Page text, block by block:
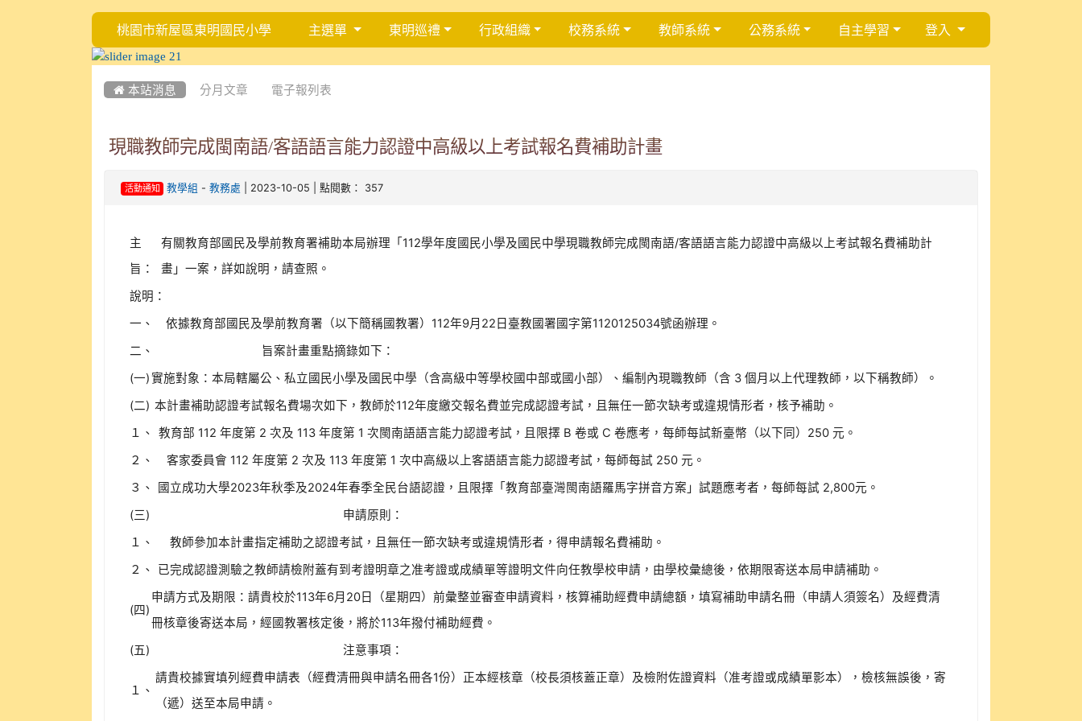
桃園市新屋區東明國民小學 主選單 東明巡禮 行政組織 校務系統 教師系統 公務系統 自主學習 登入
 本站消息 分月文章 電子報列表
現職教師完成閩南語/客語語言能力認證中高級以上考試報名費補助計畫
活動通知 教學組 -教務處 | 2023-10-05 | 點閱數： 357
主
旨：
有關教育部國民及學前教育署補助本局辦理「112學年度國民小學及國民中學現職教師完成閩南語/客語語言能力認證中高級以上考試報名費補助計
畫」一案，詳如說明，請查照。
說明：
一、
依據教育部國民及學前教育署（以下簡稱國教署）112年9月22日臺教國署國字第1120125034號函辦理。
二、
旨案計畫重點摘錄如下：
(一)實施對象：本局轄屬公、私立國民小學及國民中學（含高級中等學校國中部或國小部）、編制內現職教師（含 3 個月以上代理教師，以下稱教師）。
(二) 本計畫補助認證考試報名費場次如下，教師於112年度繳交報名費並完成認證考試，且無任一節次缺考或違規情形者，核予補助。
１、
教育部 112 年度第 2 次及 113 年度第 1 次閩南語語言能力認證考試，且限擇 B 卷或 C 卷應考，每師每試新臺幣（以下同）250 元。
２、
客家委員會 112 年度第 2 次及 113 年度第 1 次中高級以上客語語言能力認證考試，每師每試 250 元。
３、
國立成功大學2023年秋季及2024年春季全民台語認證，且限擇「教育部臺灣閩南語羅馬字拼音方案」試題應考者，每師每試 2,800元。
(三)
申請原則：
１、
教師參加本計畫指定補助之認證考試，且無任一節次缺考或違規情形者，得申請報名費補助。
２、
已完成認證測驗之教師請檢附蓋有到考證明章之准考證或成績單等證明文件向任教學校申請，由學校彙總後，依期限寄送本局申請補助。
(四)
申請方式及期限：請貴校於113年6月20日（星期四）前彙整並審查申請資料，核算補助經費申請總額，填寫補助申請名冊（申請人須簽名）及經費清
冊核章後寄送本局，經國教署核定後，將於113年撥付補助經費。
(五)
注意事項：
１、
請貴校據實填列經費申請表（經費清冊與申請名冊各1份）正本經核章（校長須核蓋正章）及檢附佐證資料（准考證或成績單影本），檢核無誤後，寄
（遞）送至本局申請。